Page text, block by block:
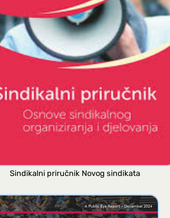
Sindikalni priručnik Novog sindikata